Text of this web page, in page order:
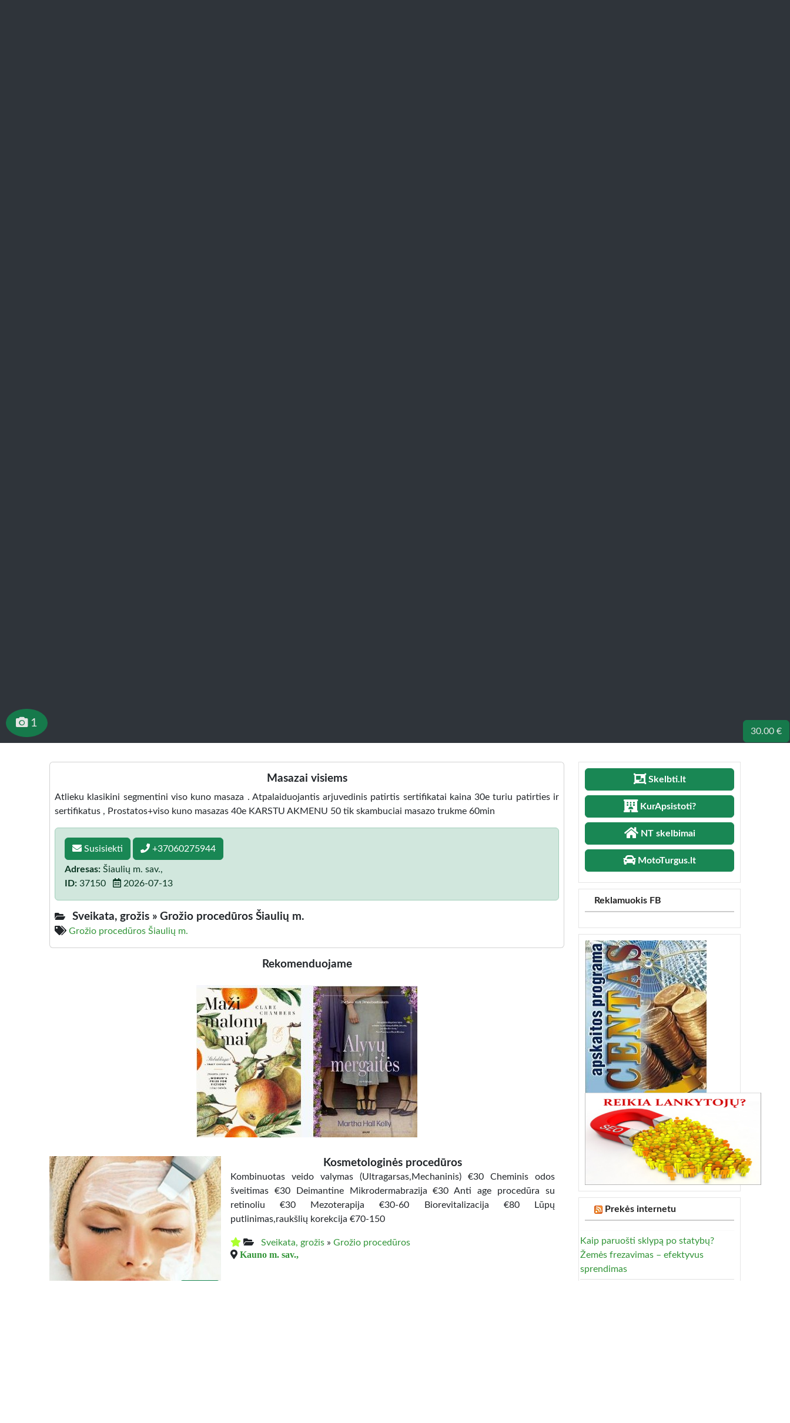
30.00 €
1
Masazai visiems
Atlieku klasikini segmentini viso kuno masaza . Atpalaiduojantis arjuvedinis patirtis sertifikatai kaina 30e turiu patirties ir
sertifikatus , Prostatos+viso kuno masazas 40e KARSTU AKMENU 50 tik skambuciai masazo trukme 60min
Susisiekti +37060275944
Adresas: Šiaulių m. sav.,
ID: 37150 2026-07-13
Sveikata, grožis » Grožio procedūros Šiaulių m.
Grožio procedūros Šiaulių m.
Rekomenduojame
Kosmetologinės procedūros
Kombinuotas veido valymas (Ultragarsas,Mechaninis) €30 Cheminis odos
šveitimas €30 Deimantine Mikrodermabrazija €30 Anti age procedūra su
retinoliu €30 Mezoterapija €30-60 Biorevitalizacija €80 Lūpų
putlinimas,raukšlių korekcija €70-150
Sveikata, grožis» Grožio procedūros
Kauno m. sav.,
Skelbti.lt
KurApsistoti?
NT skelbimai
MotoTurgus.lt
Reklamuokis FB
Prekės internetu
Kaip paruošti sklypą po statybų?
Žemės frezavimas – efektyvus
sprendimas